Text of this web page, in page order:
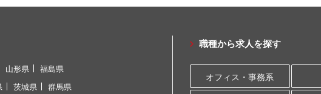
山形県 福島県
茨城県 群馬県
職種から求人を探す
オフィス・事務系